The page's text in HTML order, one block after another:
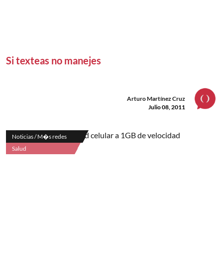
Si texteas no manejes
Arturo Martínez Cruz
Julio 08, 2011
Noticias / M�s redes
Salud